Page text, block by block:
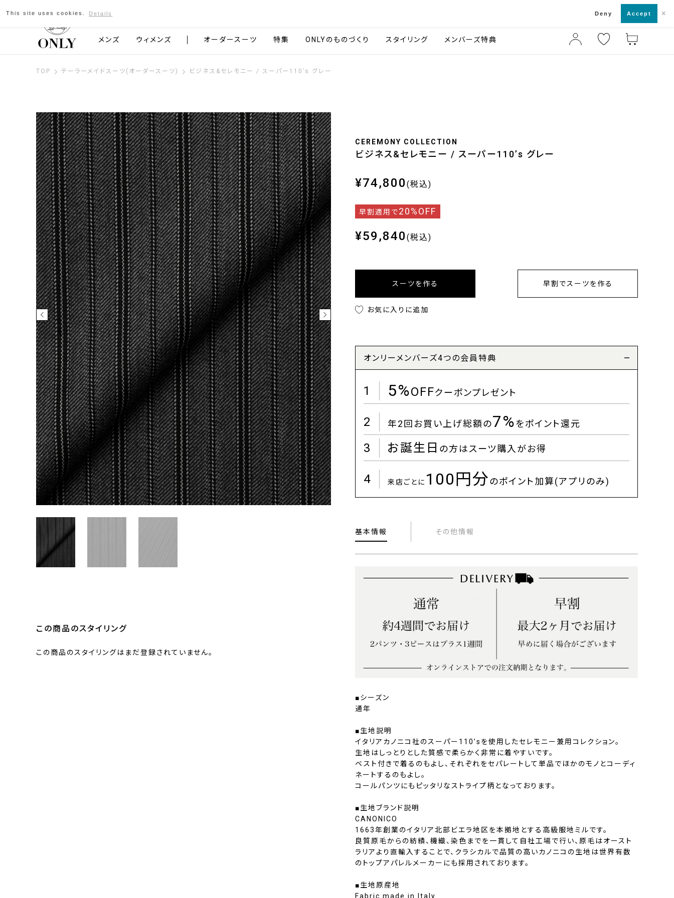
京都発のスーツブランド ONLY
メンズ ウィメンズ オーダースーツ 特集 ONLYのものづくり スタイリング メンバーズ特典
TOP テーラーメイドスーツ(オーダースーツ) ビジネス&セレモニー / スーパー110’s グレー
CEREMONY COLLECTION
ビジネス&セレモニー / スーパー110’s グレー
¥74,800 (税込)
早割適用で20%OFF
¥59,840 (税込)
スーツを作る 早割でスーツを作る
お気に入りに追加
オンリーメンバーズ4つの会員特典
1 5%OFFクーポンプレゼント
2 年2回お買い上げ総額の7%をポイント還元
3 お誕生日 の方はスーツ購入がお得
4 来店ごとに 100円分のポイント加算(アプリのみ)
基本情報 その他情報
■シーズン
通年
■生地説明
イタリアカノニコ社のスーパー110’sを使用したセレモニー兼用コレクション。
生地はしっとりとした質感で柔らかく非常に着やすいです。
ベスト付きで着るのもよし、それぞれをセパレートして単品でほかのモノとコーディ
ネートするのもよし。
コールパンツにもピッタリなストライプ柄となっております。
■生地ブランド説明
CANONICO
1663年創業のイタリア北部ビエラ地区を本拠地とする高級服地ミルです。
良質原毛からの紡績、機織、染色までを一貫して自社工場で行い、原毛はオースト
ラリアより直輸入することで、クラシカルで品質の高いカノニコの生地は世界有数
のトップアパレルメーカーにも採用されております。
■生地原産地
Fabric made in Italy
この商品のスタイリング
この商品のスタイリングはまだ登録されていません。
This site uses cookies. Details Deny Accept ×